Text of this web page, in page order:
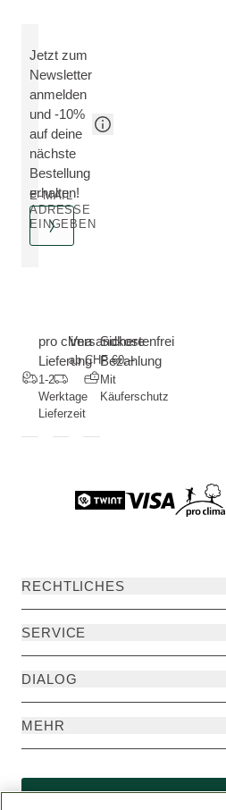
Jetzt zum
Newsletter
anmelden
und -10%
auf deine
nächste
Bestellung
erhalten!
E-MAIL
ADRESSE
EINGEBEN
pro clima
Lieferung
1-2
Werktage
Lieferzeit
Versandkostenfrei
ab CHF 60.--
Sichere
Bezahlung
Mit
Käuferschutz
RECHTLICHES
SERVICE
DIALOG
MEHR
Widerruf